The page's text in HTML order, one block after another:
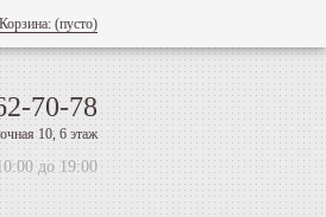
Корзина: (пусто)
70-78
10, 6 этаж
до 19:00